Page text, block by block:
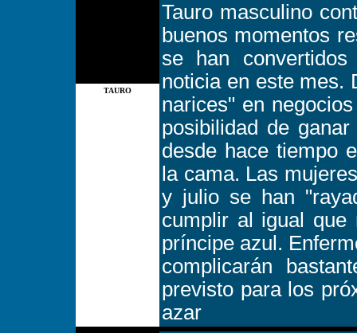
Tauro masculino
buenos momentos
se han
noticia en este mes.
narices" en
posibilidad de
desde hace tiempo
la cama. Las
y julio se han
cumplir al igual que
príncipe azul.
complicarán
previsto para los
azar
TAURO